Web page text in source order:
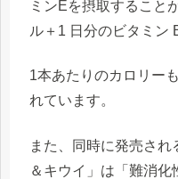
ミンEを摂取すること
ル＋1 日分のビタミン
1本あたりのカロリー
れています。
また、同時に発売さ
＆キウイ」は「難消